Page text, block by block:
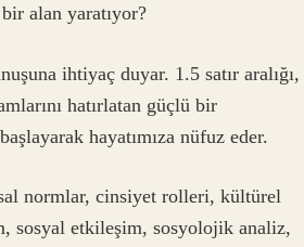
alan yaratıyor?
ihtiyaç duyar. 1.5 satır aralığı,
hatırlatan güçlü bir
hayatımıza nüfuz eder.
normlar, cinsiyet rolleri, kültürel
sosyal etkileşim, sosyolojik analiz,